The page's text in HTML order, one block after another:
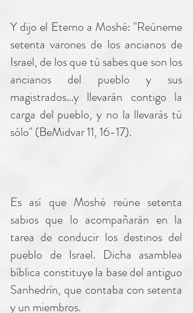
Y dijo el Eterno a Moshé: "Reúneme
setenta varones de los ancianos de
Israel, de los que tú sabes que son los
ancianos del pueblo y sus
magistrados...y llevarán contigo la
carga del pueblo, y no la llevarás tú
sólo" (BeMidvar 11, 16-17).
Es así que Moshé reúne setenta
sabios que lo acompañarán en la
tarea de conducir los destinos del
pueblo de Israel. Dicha asamblea
bíblica constituye la base del antiguo
Sanhedrín, que contaba con setenta
y un miembros.